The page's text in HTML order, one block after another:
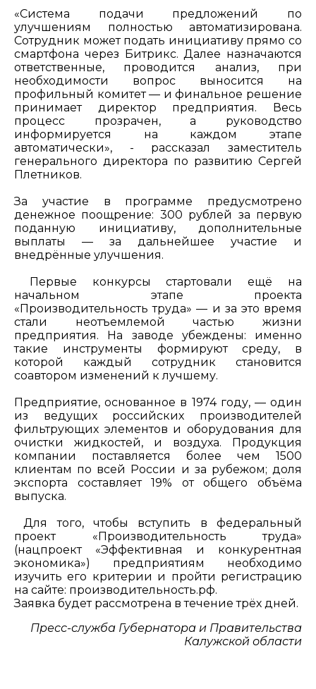
«Система подачи предложений по
улучшениям полностью автоматизирована.
Сотрудник может подать инициативу прямо со
смартфона через Битрикс. Далее назначаются
ответственные, проводится анализ, при
необходимости вопрос выносится на
профильный комитет — и финальное решение
принимает директор предприятия. Весь
процесс прозрачен, а руководство
информируется на каждом этапе
автоматически», - рассказал заместитель
генерального директора по развитию Сергей
Плетников.
За участие в программе предусмотрено
денежное поощрение: 300 рублей за первую
поданную инициативу, дополнительные
выплаты — за дальнейшее участие и
внедрённые улучшения.
Первые конкурсы стартовали ещё на
начальном этапе проекта
«Производительность труда» — и за это время
стали неотъемлемой частью жизни
предприятия. На заводе убеждены: именно
такие инструменты формируют среду, в
которой каждый сотрудник становится
соавтором изменений к лучшему.
Предприятие, основанное в 1974 году, — один
из ведущих российских производителей
фильтрующих элементов и оборудования для
очистки жидкостей, и воздуха. Продукция
компании поставляется более чем 1500
клиентам по всей России и за рубежом; доля
экспорта составляет 19% от общего объёма
выпуска.
Для того, чтобы вступить в федеральный
проект «Производительность труда»
(нацпроект «Эффективная и конкурентная
экономика») предприятиям необходимо
изучить его критерии и пройти регистрацию
на сайте: производительность.рф.
Заявка будет рассмотрена в течение трёх дней.
Пресс-служба Губернатора и Правительства
Калужской области